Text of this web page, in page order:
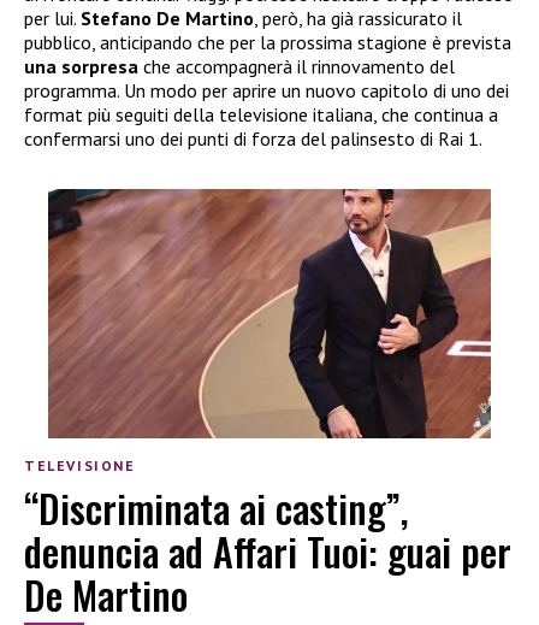
per lui. Stefano De Martino , però, ha già rassicurato il
pubblico, anticipando che per la prossima stagione è prevista
una sorpresa che accompagnerà il rinnovamento del
programma. Un modo per aprire un nuovo capitolo di uno dei
format più seguiti della televisione italiana, che continua a
confermarsi uno dei punti di forza del palinsesto di Rai 1.
TELEVISIONE
“Discriminata ai casting”,
denuncia ad Affari Tuoi: guai per
De Martino